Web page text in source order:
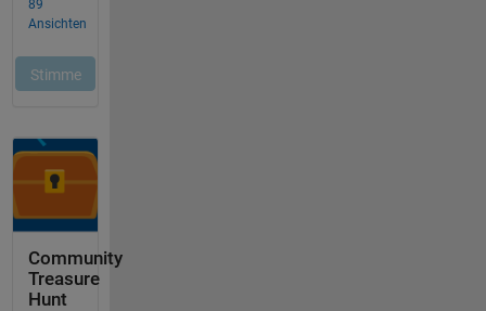
Community
Treasure
Hunt